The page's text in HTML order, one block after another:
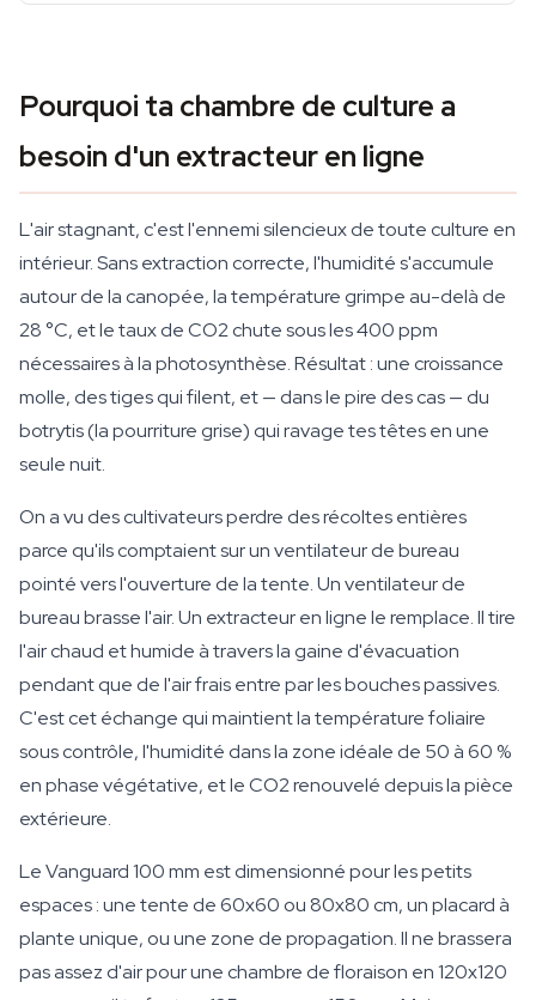
Pourquoi ta chambre de culture a
besoin d'un extracteur en ligne
L'air stagnant, c'est l'ennemi silencieux de toute culture en
intérieur. Sans extraction correcte, l'humidité s'accumule
autour de la canopée, la température grimpe au-delà de
28 °C, et le taux de CO2 chute sous les 400 ppm
nécessaires à la photosynthèse. Résultat : une croissance
molle, des tiges qui filent, et — dans le pire des cas — du
botrytis (la pourriture grise) qui ravage tes têtes en une
seule nuit.
On a vu des cultivateurs perdre des récoltes entières
parce qu'ils comptaient sur un ventilateur de bureau
pointé vers l'ouverture de la tente. Un ventilateur de
bureau brasse l'air. Un extracteur en ligne le remplace. Il tire
l'air chaud et humide à travers la gaine d'évacuation
pendant que de l'air frais entre par les bouches passives.
C'est cet échange qui maintient la température foliaire
sous contrôle, l'humidité dans la zone idéale de 50 à 60 %
en phase végétative, et le CO2 renouvelé depuis la pièce
extérieure.
Le Vanguard 100 mm est dimensionné pour les petits
espaces : une tente de 60x60 ou 80x80 cm, un placard à
plante unique, ou une zone de propagation. Il ne brassera
pas assez d'air pour une chambre de floraison en 120x120